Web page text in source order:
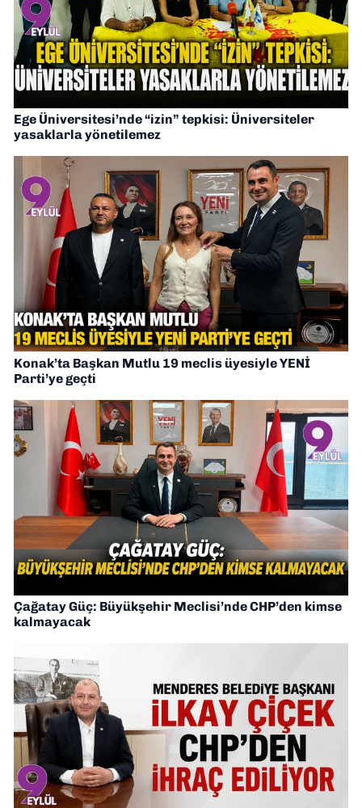
Ege Üniversitesi’nde “izin” tepkisi: Üniversiteler
yasaklarla yönetilemez
Konak’ta Başkan Mutlu 19 meclis üyesiyle YENİ
Parti’ye geçti
Çağatay Güç: Büyükşehir Meclisi’nde CHP’den kimse
kalmayacak